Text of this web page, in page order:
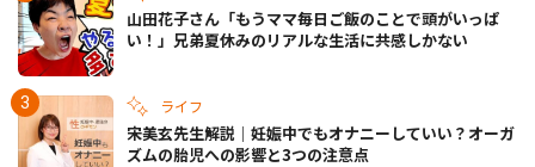
山田花子さん「もうママ毎日ご飯のことで頭がいっぱ
い！」兄弟夏休みのリアルな生活に共感しかない
ライフ
宋美玄先生解説｜妊娠中でもオナニーしていい？オーガ
ズムの胎児への影響と3つの注意点